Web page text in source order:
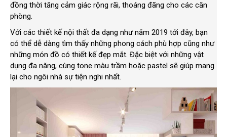
đồng thời tăng cảm giác rộng rãi, thoáng đãng cho các căn
phòng.
Với các thiết kế nội thất đa dạng như năm 2019 tới đây, bạn
có thể dễ dàng tìm thấy những phong cách phù hợp cũng như
những món đồ có thiết kế đẹp mắt. Đặc biệt với những vật
dụng đa năng, cùng tone màu trầm hoặc pastel sẽ giúp mang
lại cho ngôi nhà sự tiện nghi nhất.